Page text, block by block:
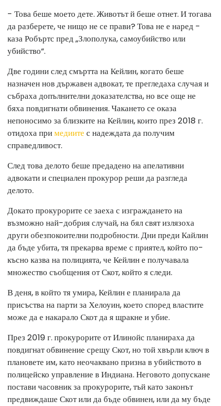
- Това беше моето дете. Животът й беше отнет. И тогава
да разберете, че нищо не се прави? Това не е наред -
каза Робъртс пред „Злополука, самоубийство или
убийство“.
Две години след смъртта на Кейлин, когато беше
назначен нов държавен адвокат, те прегледаха случая и
събраха допълнителни доказателства, но все още не
бяха повдигнати обвинения. Чакането се оказа
непоносимо за близките на Кейлин, които през 2018 г.
отидоха примедиите с надеждата да получим
справедливост.
След това делото беше предадено на апелативни
адвокати и специален прокурор реши да разгледа
делото.
Докато прокурорите се заеха с изграждането на
възможно най-добрия случай, на бял свят излязоха
други обезпокоителни подробности. Дни преди Кайлин
да бъде убита, тя прекарва време с приятел, който по-
късно казва на полицията, че Кейлин е получавала
множество съобщения от Скот, който я следи.
В деня, в който тя умира, Кейлин е планирала да
присъства на парти за Хелоуин, което според властите
може да е накарало Скот да я щракне и убие.
През 2019 г. прокурорите от Илинойс планираха да
повдигнат обвинение срещу Скот, но той хвърли ключ в
плановете им, като неочаквано призна в убийството в
полицейско управление в Индиана. Неговото допускане
постави часовник за прокурорите, тъй като законът
предвиждаше Скот или да бъде обвинен, или да му бъде